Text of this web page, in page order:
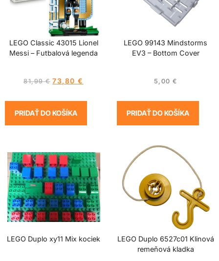
LEGO Classic 43015 Lionel
Messi – Futbalová legenda
81,99€ 73,80€
PRIDAŤ DO KOŠÍKA
LEGO 99143 Mindstorms
EV3 – Bottom Cover
5,00 €
PRIDAŤ DO KOŠÍKA
LEGO Duplo xy11 Mix kociek
LEGO Duplo 6527c01 Klinová
remeňová kladka